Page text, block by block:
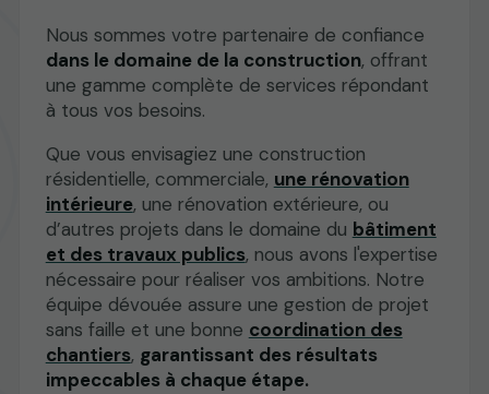
Nous sommes votre partenaire de confiance
dans le domaine de la construction, offrant
une gamme complète de services répondant
à tous vos besoins.
Que vous envisagiez une construction
résidentielle, commerciale, une rénovation
intérieure, une rénovation extérieure, ou
d’autres projets dans le domaine du bâtiment
et des travaux publics, nous avons l'expertise
nécessaire pour réaliser vos ambitions. Notre
équipe dévouée assure une gestion de projet
sans faille et une bonne coordination des
chantiers, garantissant des résultats
impeccables à chaque étape.